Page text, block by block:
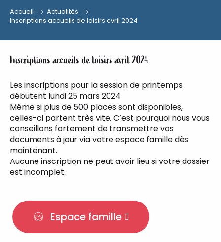
Aller
principal
Accueil
Actualités
Inscriptions accueils de loisirs avril 2024
Inscriptions accueils de loisirs avril 2024
Les inscriptions pour la session de printemps
débutent lundi 25 mars 2024
Même si plus de 500 places sont disponibles,
celles-ci partent très vite. C’est pourquoi nous vous
conseillons fortement de transmettre vos
documents à jour via votre espace famille dès
maintenant.
Aucune inscription ne peut avoir lieu si votre dossier
est incomplet.
Espace famille